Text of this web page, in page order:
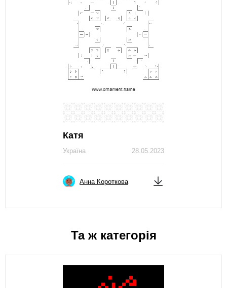
Катя
28.05.2023
Україна
Анна Короткова
Та ж категорія